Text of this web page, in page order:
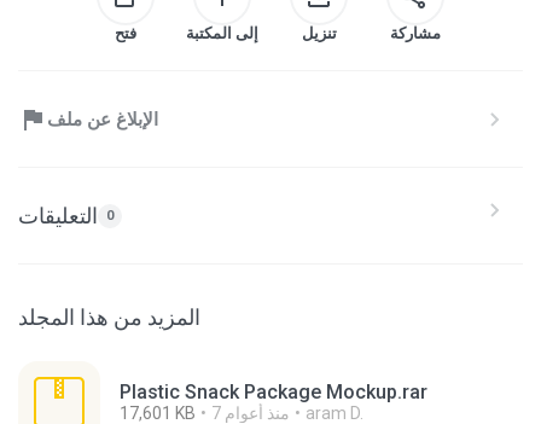
فتح إلى المكتبة تنزيل مشاركة
الإبلاغ عن ملف
التعليقات 0
المزيد من هذا المجلد
Plastic Snack Package Mockup.rar
17,601 KB 7 منذ أعوام aram D.